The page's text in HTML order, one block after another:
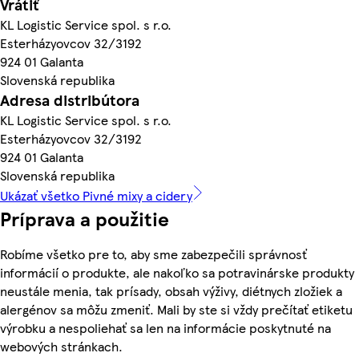
Vrátiť
KL Logistic Service spol. s r.o.
Esterházyovcov 32/3192
924 01 Galanta
Slovenská republika
Adresa distribútora
KL Logistic Service spol. s r.o.
Esterházyovcov 32/3192
924 01 Galanta
Slovenská republika
Ukázať všetko Pivné mixy a cidery
Príprava a použitie
Robíme všetko pre to, aby sme zabezpečili správnosť
informácií o produkte, ale nakoľko sa potravinárske produkty
neustále menia, tak prísady, obsah výživy, diétnych zložiek a
alergénov sa môžu zmeniť. Mali by ste si vždy prečítať etiketu
výrobku a nespoliehať sa len na informácie poskytnuté na
webových stránkach.